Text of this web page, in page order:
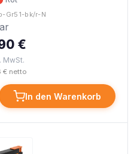
Gr51-bk/r-N
€
MwSt.
€ netto
In den Warenkorb